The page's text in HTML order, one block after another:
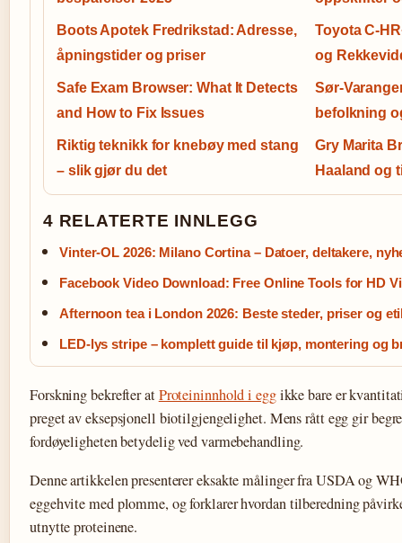
Boots Apotek Fredrikstad: Adresse,
åpningstider og priser
Toyota C-
og
Safe Exam Browser: What It Detects
and How to Fix Issues
Sør-
befolkning
Riktig teknikk for knebøy med stang
– slik gjør du det
Gry Marita
Haaland og
4 RELATERTE INNLEGG
Vinter-OL 2026: Milano Cortina – Datoer, deltakere,
Facebook Video Download: Free Online Tools for HD
Afternoon tea i London 2026: Beste steder, priser og
LED-lys stripe – komplett guide til kjøp, montering og
Forskning bekrefter atProteininnhold i eggikke bare er
preget av eksepsjonell biotilgjengelighet. Mens rått egg gir
fordøyeligheten betydelig ved varmebehandling.
Denne artikkelen presenterer eksakte målinger fra USDA og
eggehvite med plomme, og forklarer hvordan tilberedning
utnytte proteinene.